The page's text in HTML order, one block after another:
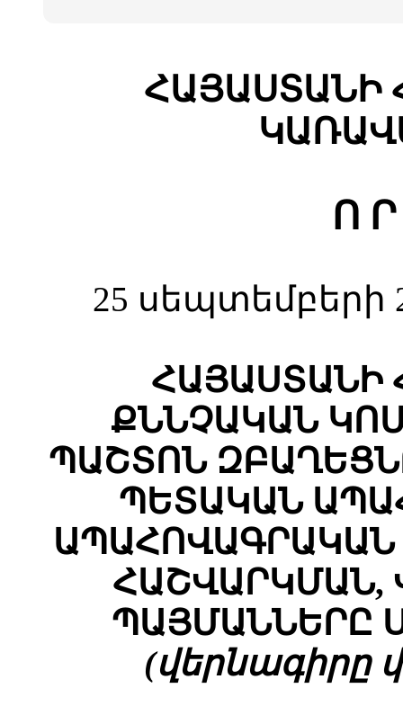
ՀԱՅԱՍՏԱՆԻ
Ո
25 սեպտեմբերի
ՀԱՅԱՍՏԱՆԻ
ՔՆՆՉԱԿԱՆ
ՊԱՇՏՈՆ
ՊԵՏԱԿԱՆ
ԱՊԱՀՈՎԱԳՐԱԿԱՆ
ՀԱՇՎԱՐԿՄԱՆ,
ՊԱՅՄԱՆՆԵՐԸ
(վերնագիրը